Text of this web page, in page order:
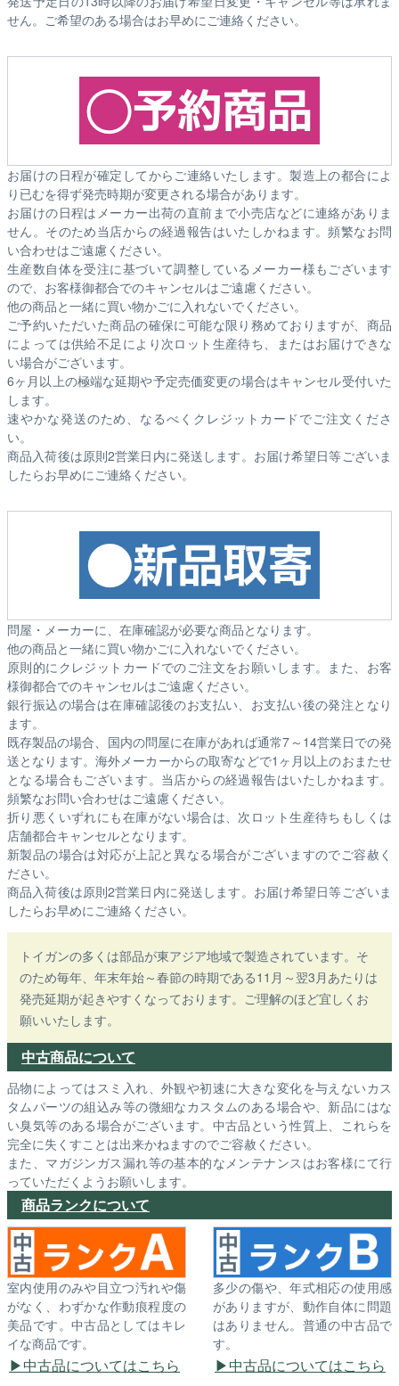
せん。ご希望のある場合はお早めにご連絡ください。
お届けの日程が確定してからご連絡いたします。製造上の都合によ
り已むを得ず発売時期が変更される場合があります。
お届けの日程はメーカー出荷の直前まで小売店などに連絡がありま
せん。そのため当店からの経過報告はいたしかねます。頻繁なお問
い合わせはご遠慮ください。
生産数自体を受注に基づいて調整しているメーカー様もございます
ので、お客様御都合でのキャンセルはご遠慮ください。
他の商品と一緒に買い物かごに入れないでください。
ご予約いただいた商品の確保に可能な限り務めておりますが、商品
によっては供給不足により次ロット生産待ち、またはお届けできな
い場合がございます。
6ヶ月以上の極端な延期や予定売価変更の場合はキャンセル受付いた
します。
速やかな発送のため、なるべくクレジットカードでご注文くださ
い。
商品入荷後は原則2営業日内に発送します。お届け希望日等ございま
したらお早めにご連絡ください。
問屋・メーカーに、在庫確認が必要な商品となります。
他の商品と一緒に買い物かごに入れないでください。
原則的にクレジットカードでのご注文をお願いします。また、お客
様御都合でのキャンセルはご遠慮ください。
銀行振込の場合は在庫確認後のお支払い、お支払い後の発注となり
ます。
既存製品の場合、国内の問屋に在庫があれば通常7～14営業日での発
送となります。海外メーカーからの取寄などで1ヶ月以上のおまたせ
となる場合もございます。 当店からの経過報告はいたしかねます。
頻繁なお問い合わせはご遠慮ください。
折り悪くいずれにも在庫がない場合は、次ロット生産待ちもしくは
店舗都合キャンセルとなります。
新製品の場合は対応が上記と異なる場合がございますのでご容赦く
ださい。
商品入荷後は原則2営業日内に発送します。お届け希望日等ございま
したらお早めにご連絡ください。
トイガンの多くは部品が東アジア地域で製造されています。そ
のため毎年、年末年始～春節の時期である11月～翌3月あたりは
発売延期が起きやすくなっております。ご理解のほど宜しくお
願いいたします。
中古商品について
品物によってはスミ入れ、外観や初速に大きな変化を与えないカス
タムパーツの組込み等の微細なカスタムのある場合や、新品にはな
い臭気等のある場合がございます。中古品という性質上、これらを
完全に失くすことは出来かねますのでご容赦ください。
また、マガジンガス漏れ等の基本的なメンテナンスはお客様にて行
っていただくようお願いします。
商品ランクについて
室内使用のみや目立つ汚れや傷
がなく、わずかな作動痕程度の
美品です。中古品としてはキレ
イな商品です。
中古品についてはこちら
多少の傷や、年式相応の使用感
がありますが、動作自体に問題
はありません。普通の中古品で
す。
中古品についてはこちら